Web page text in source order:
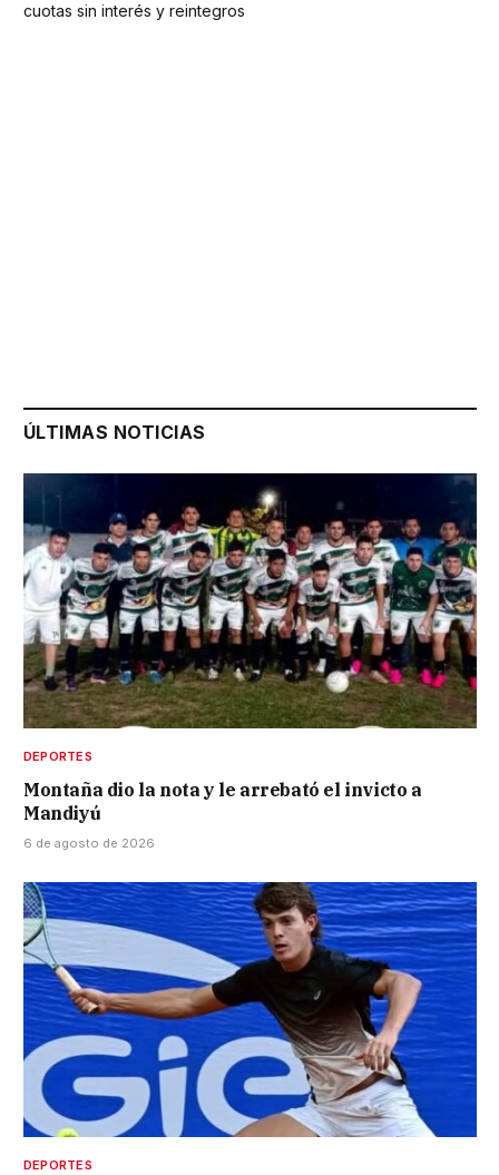
cuotas sin interés y reintegros
ÚLTIMAS NOTICIAS
DEPORTES
Montaña dio la nota y le arrebató el invicto a
Mandiyú
6 de agosto de 2026
DEPORTES